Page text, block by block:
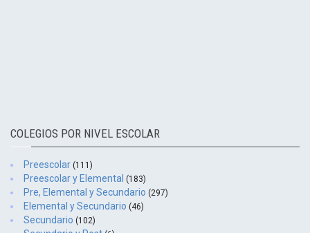
COLEGIOS POR NIVEL ESCOLAR
Preescolar (111)
Preescolar y Elemental (183)
Pre, Elemental y Secundario (297)
Elemental y Secundario (46)
Secundario (102)